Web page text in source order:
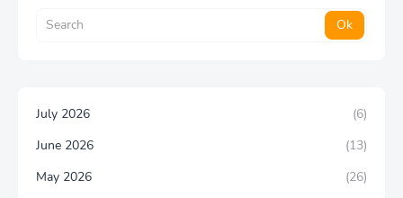
July 2026
(6)
June 2026
(13)
May 2026
(26)